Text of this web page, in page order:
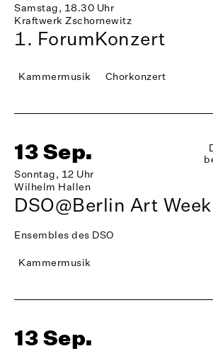
Samstag, 18.30 Uhr
Kraftwerk Zschornewitz
1. ForumKonzert
Kammermusik Chorkonzert
13 Sep.
Sonntag, 12 Uhr
Wilhelm Hallen
DSO@Berlin Art Week
Ensembles des DSO
Kammermusik
13 Sep.